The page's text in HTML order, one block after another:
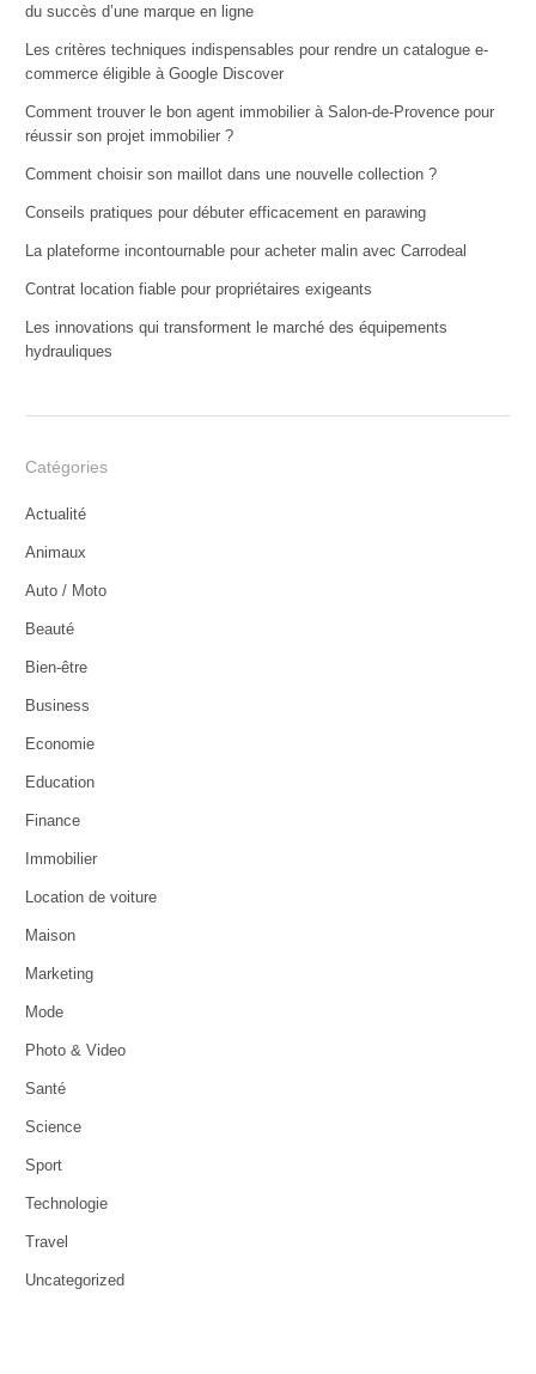
du succès d’une marque en ligne
Les critères techniques indispensables pour rendre un catalogue e-
commerce éligible à Google Discover
Comment trouver le bon agent immobilier à Salon-de-Provence pour
réussir son projet immobilier ?
Comment choisir son maillot dans une nouvelle collection ?
Conseils pratiques pour débuter efficacement en parawing
La plateforme incontournable pour acheter malin avec Carrodeal
Contrat location fiable pour propriétaires exigeants
Les innovations qui transforment le marché des équipements
hydrauliques
Catégories
Actualité
Animaux
Auto / Moto
Beauté
Bien-être
Business
Economie
Education
Finance
Immobilier
Location de voiture
Maison
Marketing
Mode
Photo & Video
Santé
Science
Sport
Technologie
Travel
Uncategorized